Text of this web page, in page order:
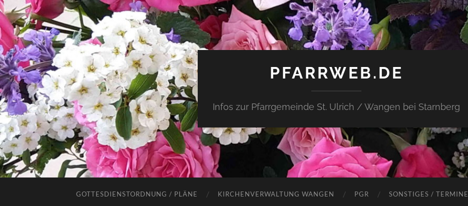
PFARRWEB.DE
Infos zur Pfarrgemeinde St. Ulrich / Wangen bei Starnberg
GOTTESDIENSTORDNUNG / PLÄNE KIRCHENVERWALTUNG WANGEN PGR SONSTIGES / TERMINE